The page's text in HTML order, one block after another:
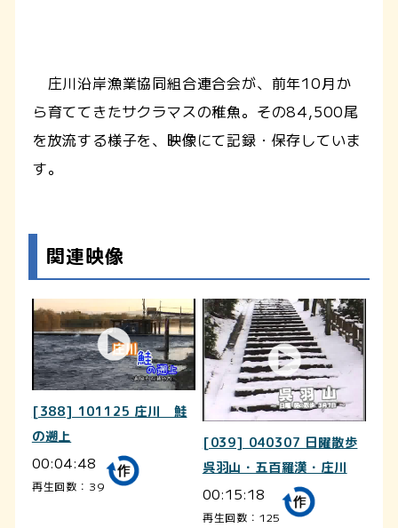
庄川沿岸漁業協同組合連合会が、前年10月か
ら育ててきたサクラマスの稚魚。その84,500尾
を放流する様子を、映像にて記録・保存していま
す。
関連映像
[388] 101125 庄川 鮭
の遡上
00:04:48
再生回数：39
[039] 040307 日曜散歩
呉羽山・五百羅漢・庄川
00:15:18
再生回数：125